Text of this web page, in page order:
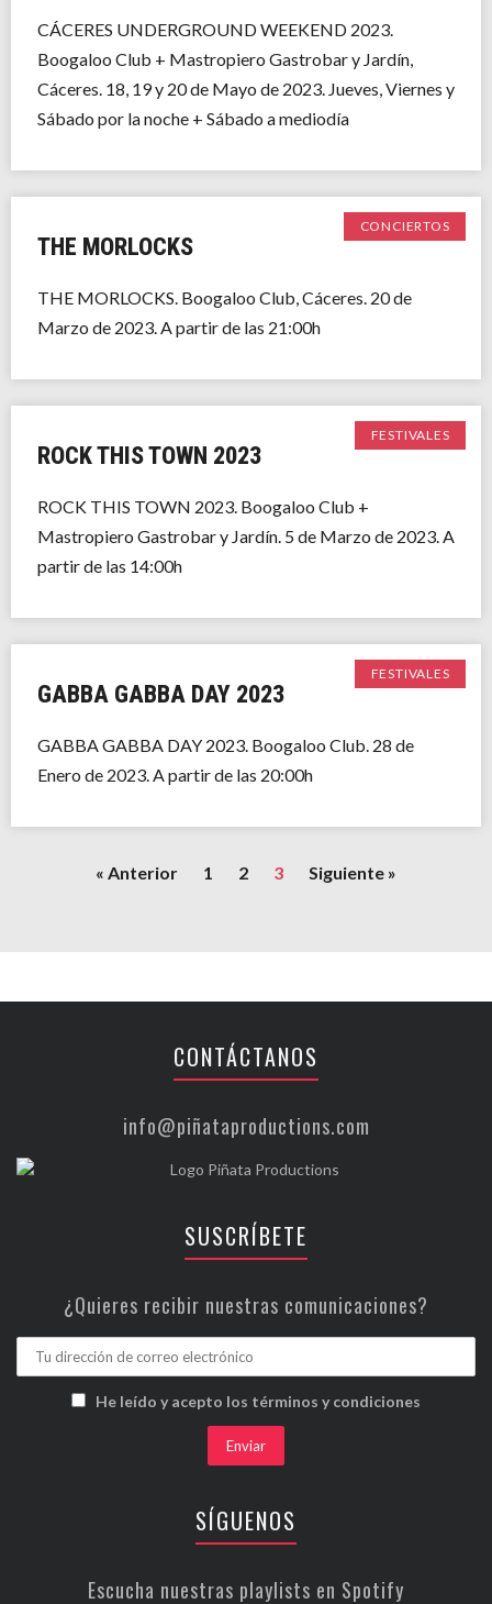
CÁCERES UNDERGROUND WEEKEND 2023.
Boogaloo Club + Mastropiero Gastrobar y Jardín,
Cáceres. 18, 19 y 20 de Mayo de 2023. Jueves, Viernes y
Sábado por la noche + Sábado a mediodía
CONCIERTOS
THE MORLOCKS
THE MORLOCKS. Boogaloo Club, Cáceres. 20 de
Marzo de 2023. A partir de las 21:00h
FESTIVALES
ROCK THIS TOWN 2023
ROCK THIS TOWN 2023. Boogaloo Club +
Mastropiero Gastrobar y Jardín. 5 de Marzo de 2023. A
partir de las 14:00h
FESTIVALES
GABBA GABBA DAY 2023
GABBA GABBA DAY 2023. Boogaloo Club. 28 de
Enero de 2023. A partir de las 20:00h
« Anterior 1 2 3 Siguiente »
CONTÁCTANOS
info@piñataproductions.com
SUSCRÍBETE
¿Quieres recibir nuestras comunicaciones?
He leído y acepto los términos y condiciones
SÍGUENOS
Escucha nuestras playlists en Spotify